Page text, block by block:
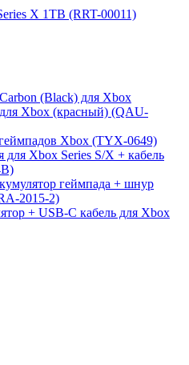
X 1TB (RRT-00011)
(Black) для Xbox
Xbox (красный) (QAU-
Xbox (TYX-0649)
для Xbox Series S/X + кабель
геймпада + шнур
2015-2)
+ USB-C кабель для Xbox